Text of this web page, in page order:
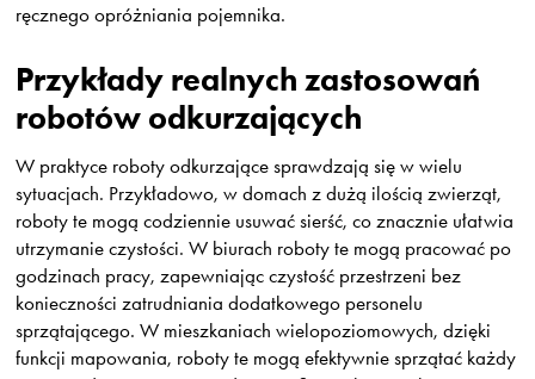
ręcznego opróżniania pojemnika.
Przykłady realnych zastosowań
robotów odkurzających
W praktyce roboty odkurzające sprawdzają się w wielu
sytuacjach. Przykładowo, w domach z dużą ilością zwierząt,
roboty te mogą codziennie usuwać sierść, co znacznie ułatwia
utrzymanie czystości. W biurach roboty te mogą pracować po
godzinach pracy, zapewniając czystość przestrzeni bez
konieczności zatrudniania dodatkowego personelu
sprzątającego. W mieszkaniach wielopoziomowych, dzięki
funkcji mapowania, roboty te mogą efektywnie sprzątać każdy